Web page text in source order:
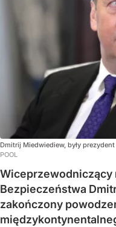
Dmitrij Miedwiediew, były prezydent
POOL
Wiceprzewodniczący
Bezpieczeństwa
zakończony